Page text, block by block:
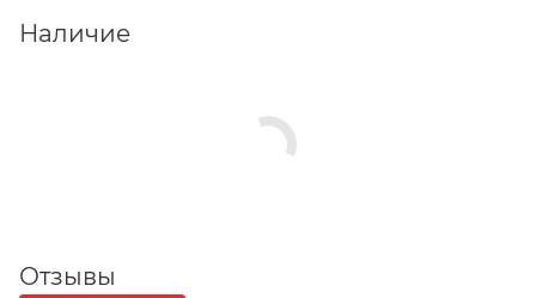
Наличие
Отзывы